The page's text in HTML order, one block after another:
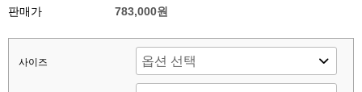
판매가
783,000원
사이즈